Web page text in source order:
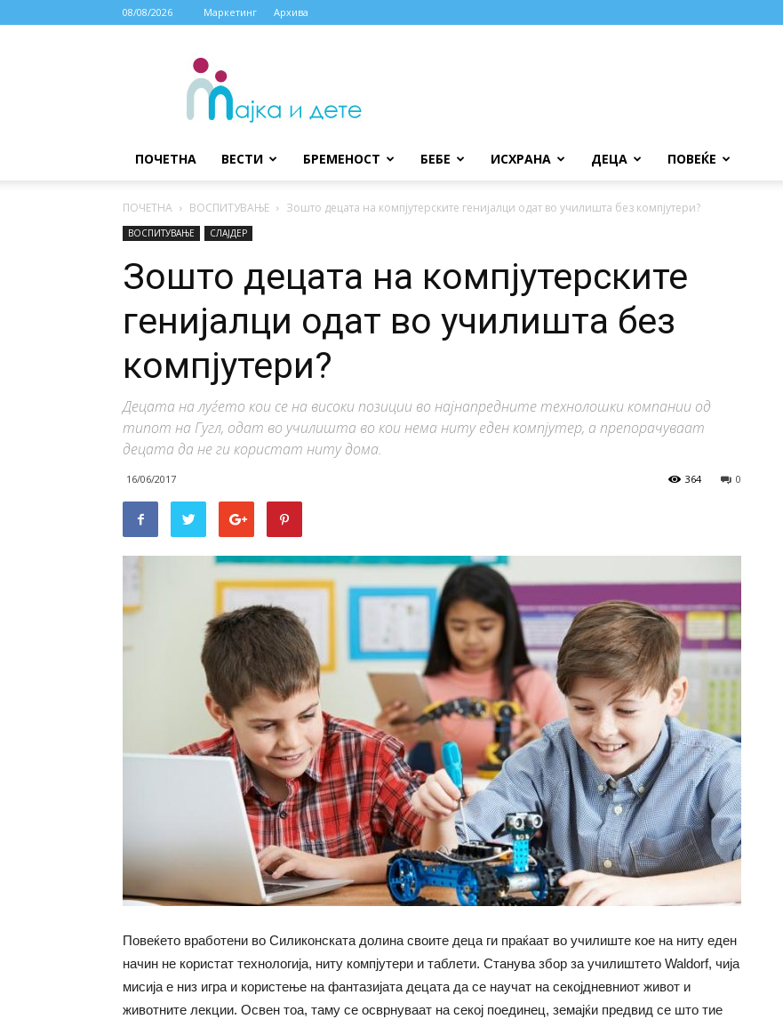
08/08/2026 Маркетинг Архива
МАЈКА
ДЕТЕ
ПОЧЕТНА ВЕСТИ БРЕМЕНОСТ БЕБЕ ИСХРАНА ДЕЦА ПОВЕЌЕ
ПОЧЕТНА ВОСПИТУВАЊЕ Зошто децата на компјутерските генијалци одат во училишта без компјутери?
ВОСПИТУВАЊЕ СЛАЈДЕР
Зошто децата на компјутерските
генијалци одат во училишта без
компјутери?
Децата на луѓето кои се на високи позиции во најнапредните технолошки компании од
типот на Гугл, одат во училишта во кои нема ниту еден компјутер, а препорачуваат
децата да не ги користат ниту дома.
16/06/2017 0
364
Повеќето вработени во Силиконската долина своите деца ги праќаат во училиште кое на ниту еден
начин не користат технологија, ниту компјутери и таблети. Станува збор за училиштето Waldorf, чија
мисија е низ игра и користење на фантазијата децата да се научат на секојдневниот живот и
животните лекции. Освен тоа, таму се осврнуваат на секој поединец, земајќи предвид се што тие